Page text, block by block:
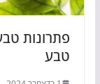
פתרונות
טבע